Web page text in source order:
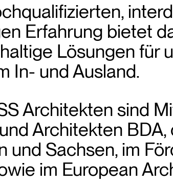
Erfahrung bietet
Lösungen für
In- und Ausland.
Architekten sind
Architekten
und Sachsen, im
im European